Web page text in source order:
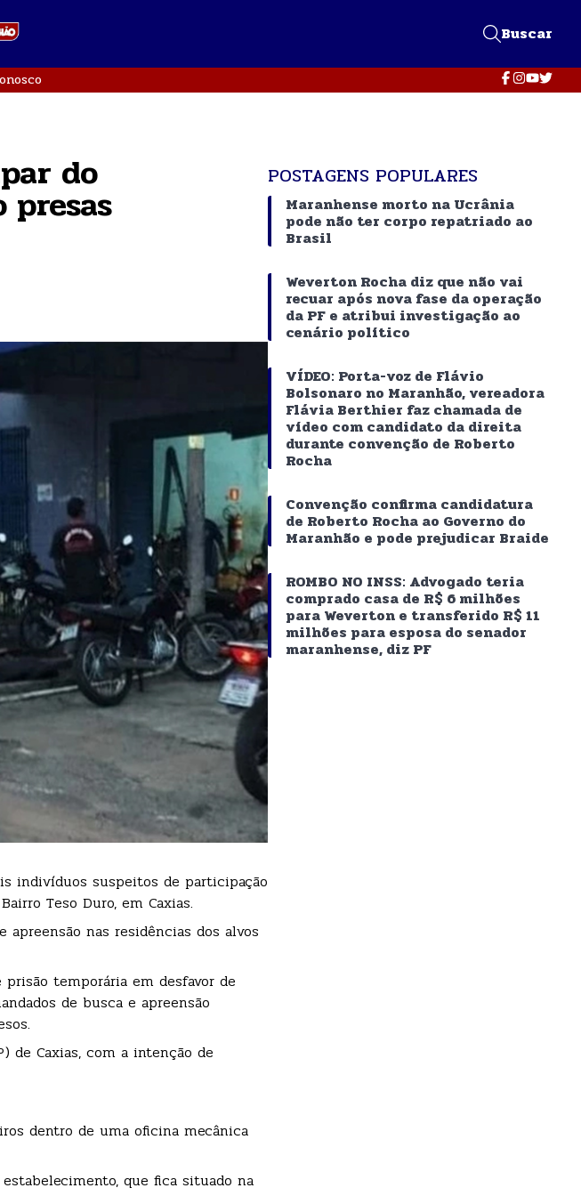
Buscar
do
presas
indivíduos suspeitos de participação
Teso Duro, em Caxias.
nas residências dos alvos
temporária em desfavor de
de busca e apreensão
de Caxias, com a intenção de
dentro de uma oficina mecânica
que fica situado na
POSTAGENS POPULARES
Maranhense morto na Ucrânia
pode não ter corpo repatriado ao
Brasil
Weverton Rocha diz que não vai
recuar após nova fase da operação
da PF e atribui investigação ao
cenário político
VÍDEO: Porta-voz de Flávio
Bolsonaro no Maranhão, vereadora
Flávia Berthier faz chamada de
vídeo com candidato da direita
durante convenção de Roberto
Rocha
Convenção confirma candidatura
de Roberto Rocha ao Governo do
Maranhão e pode prejudicar Braide
ROMBO NO INSS: Advogado teria
comprado casa de R$ 6 milhões
para Weverton e transferido R$ 11
milhões para esposa do senador
maranhense, diz PF